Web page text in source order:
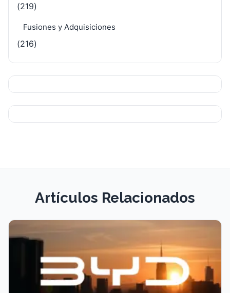
(219)
Fusiones y Adquisiciones
(216)
Artículos Relacionados